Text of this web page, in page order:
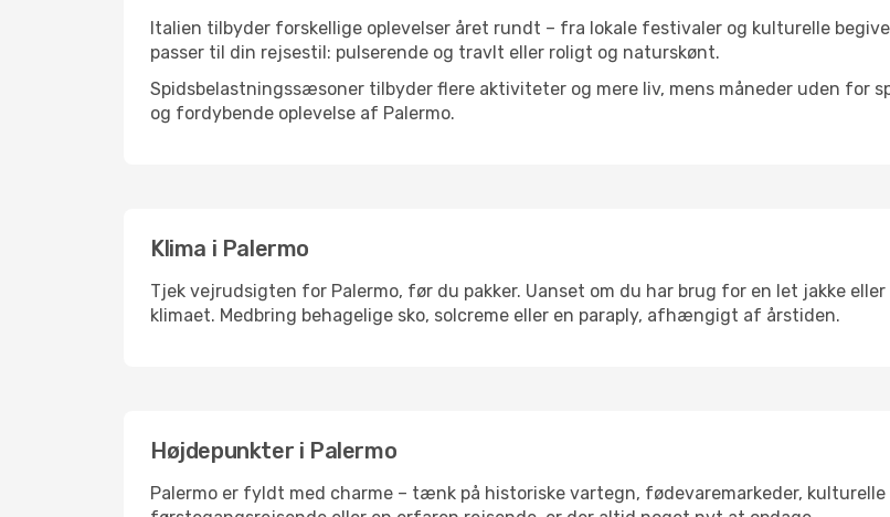
Italien tilbyder forskellige oplevelser året rundt – fra lokale festivaler og kulturelle
passer til din rejsestil: pulserende og travlt eller roligt og naturskønt.
Spidsbelastningssæsoner tilbyder flere aktiviteter og mere liv, mens måneder uden for
og fordybende oplevelse af Palermo.
Klima i Palermo
Tjek vejrudsigten for Palermo, før du pakker. Uanset om du har brug for en let jakke
klimaet. Medbring behagelige sko, solcreme eller en paraply, afhængigt af årstiden.
Højdepunkter i Palermo
Palermo er fyldt med charme – tænk på historiske vartegn, fødevaremarkeder,